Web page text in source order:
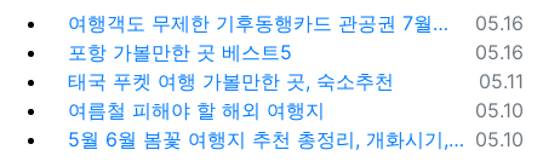
등록일
05.16
여행객도 무제한 기후동행카드 관공권 7월출시
등록일
05.16
포항 가볼만한 곳 베스트5
등록일
05.11
태국 푸켓 여행 가볼만한 곳, 숙소추천
등록일
05.10
여름철 피해야 할 해외 여행지
등록일
05.10
5월 6월 봄꽃 여행지 추천 총정리, 개화시기, 지도공유